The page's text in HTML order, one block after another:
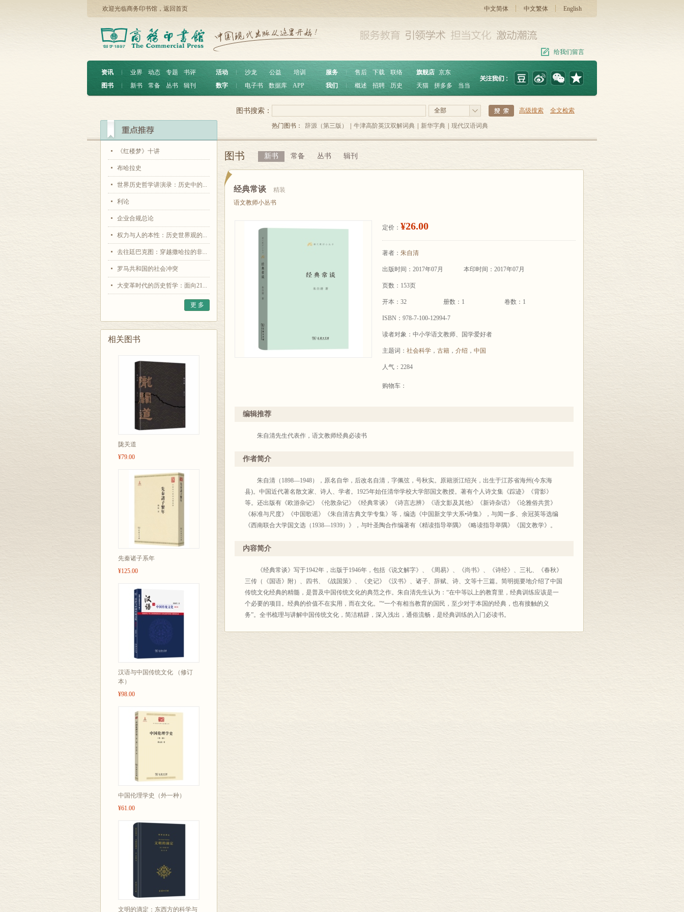
欢迎光临商务印书馆， 返回首页 中文简体 中文繁体 English
给我们留言
资讯 ︱ 业界 动态 专题
书评
图书
︱ 新书 常备 丛书 辑刊
活动 沙龙 公益
培训
数字
电子书 数据库 APP
服务 ︱ 售后 下载
联络
我们
概述 招聘 历史
旗舰店 京东
天猫
拼多多 当当
《红楼梦》十讲
布哈拉史
世界历史哲学讲演录：历史中的...
利论
企业合规总论
权力与人的本性：历史世界观的...
去往廷巴克图：穿越撒哈拉的非...
罗马共和国的社会冲突
大变革时代的历史哲学：面向21...
更 多
相关图书
陇关道
¥79.00
先秦诸子系年
¥125.00
汉语与中国传统文化 （修订
本）
¥98.00
中国伦理学史（外一种）
¥61.00
文明的滴定：东西方的科学与
全部 高级搜索 全文检索
图书搜索：
热门图书： 辞源（第三版） 牛津高阶英汉双解词典 新华字典 现代汉语词典
图书 新书 常备 丛书 辑刊
经典常谈
精装
语文教师小丛书
定价： ¥26.00
著者： 朱自清
出版时间：2017年07月 本印时间：2017年07月
页数：153页
开本：32 册数：1 卷数：1
ISBN：978-7-100-12994-7
读者对象：中小学语文教师、国学爱好者
主题词： 社会科学 ， 古籍 ， 介绍 ， 中国
人气：2284
购物车：
编辑推荐
朱自清先生代表作，语文教师经典必读书
作者简介
朱自清（1898—1948），原名自华，后改名自清，字佩弦，号秋实。原籍浙江绍兴，出生于江苏省海州(今东海
县)。中国近代著名散文家、诗人、学者。1925年始任清华学校大学部国文教授。著有个人诗文集《踪迹》《背影》
等。还出版有《欧游杂记》《伦敦杂记》《经典常谈》《诗言志辨》《语文影及其他》《新诗杂话》《论雅俗共赏》
《标准与尺度》《中国歌谣》《朱自清古典文学专集》等，编选《中国新文学大系•诗集》，与闻一多、余冠英等选编
《西南联合大学国文选（1938—1939）》，与叶圣陶合作编著有《精读指导举隅》《略读指导举隅》《国文教学》。
内容简介
《经典常谈》写于1942年，出版于1946年，包括《说文解字》、《周易》、《尚书》、《诗经》、三礼、《春秋》
三传（《国语》附）、四书、《战国策》、《史记》《汉书》、诸子、辞赋、诗、文等十三篇。简明扼要地介绍了中国
传统文化经典的精髓，是普及中国传统文化的典范之作。朱自清先生认为：“在中等以上的教育里，经典训练应该是一
个必要的项目。经典的价值不在实用，而在文化。”“一个有相当教育的国民，至少对于本国的经典，也有接触的义
务”。全书梳理与讲解中国传统文化，简洁精辟，深入浅出，通俗流畅，是经典训练的入门必读书。